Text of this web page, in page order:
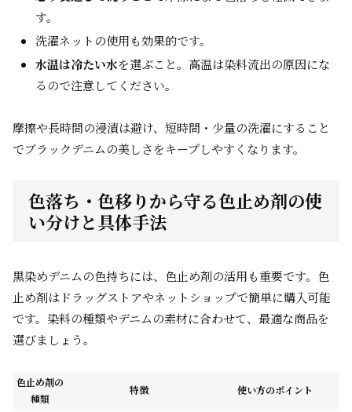
す。
洗濯ネットの使用も効果的です。
水温は冷たい水を選ぶこと。高温は染料流出の原因にな
るので注意してください。
摩擦や長時間の浸漬は避け、短時間・少量の洗濯にすること
でブラックデニムの美しさをキープしやすくなります。
色落ち・色移りから守る色止め剤の使
い分けと具体手法
黒染めデニムの色持ちには、色止め剤の活用も重要です。色
止め剤はドラッグストアやネットショップで簡単に購入可能
です。染料の種類やデニムの素材に合わせて、最適な商品を
選びましょう。
色止め剤の
種類
特徴 使い方のポイント